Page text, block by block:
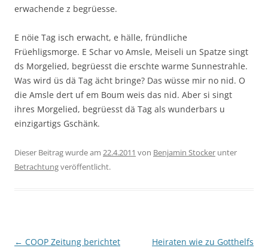
erwachende z begrüesse.
E nöie Tag isch erwacht, e hälle, fründliche
Früehligsmorge. E Schar vo Amsle, Meiseli un Spatze singt
ds Morgelied, begrüesst die erschte warme Sunnestrahle.
Was wird üs dä Tag ächt bringe? Das wüsse mir no nid. O
die Amsle dert uf em Boum weis das nid. Aber si singt
ihres Morgelied, begrüesst dä Tag als wunderbars u
einzigartigs Gschänk.
Dieser Beitrag wurde am 22.4.2011 von Benjamin Stocker unter
Betrachtungveröffentlicht.
Beitragsnavigation
← COOP Zeitung berichtet
Heiraten wie zu Gotthelfs